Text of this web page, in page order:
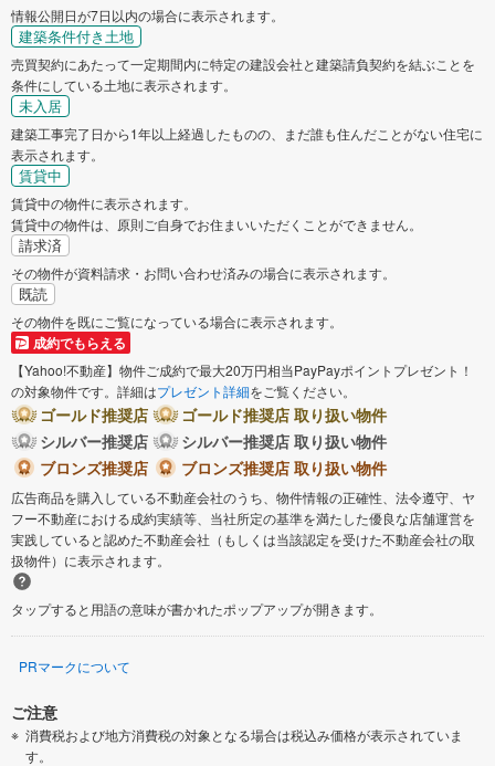
情報公開日が7日以内の場合に表示されます。
建築条件付き土地
売買契約にあたって一定期間内に特定の建設会社と建築請負契約を結ぶことを
条件にしている土地に表示されます。
未入居
建築工事完了日から1年以上経過したものの、まだ誰も住んだことがない住宅に
表示されます。
賃貸中
賃貸中の物件に表示されます。
賃貸中の物件は、原則ご自身でお住まいいただくことができません。
請求済
その物件が資料請求・お問い合わせ済みの場合に表示されます。
既読
その物件を既にご覧になっている場合に表示されます。
成約でもらえる
【Yahoo!不動産】物件ご成約で最大20万円相当PayPayポイントプレゼント！
の対象物件です。詳細はプレゼント詳細をご覧ください。
ゴールド推奨店
ゴールド推奨店 取り扱い物件
シルバー推奨店
シルバー推奨店 取り扱い物件
ブロンズ推奨店
ブロンズ推奨店 取り扱い物件
広告商品を購入している不動産会社のうち、物件情報の正確性、法令遵守、ヤ
フー不動産における成約実績等、当社所定の基準を満たした優良な店舗運営を
実践していると認めた不動産会社（もしくは当該認定を受けた不動産会社の取
扱物件）に表示されます。
タップすると用語の意味が書かれたポップアップが開きます。
PRマークについて
ご注意
消費税および地方消費税の対象となる場合は税込み価格が表示されていま
す。